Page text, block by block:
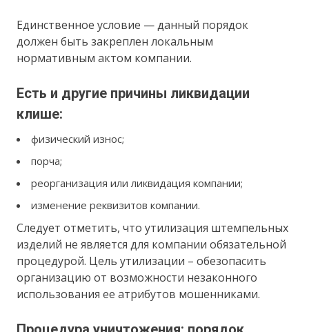
Единственное условие — данный порядок
должен быть закреплен локальным
нормативным актом компании.
Есть и другие причины ликвидации
клише:
физический износ;
порча;
реорганизация или ликвидация компании;
изменение реквизитов компании.
Следует отметить, что утилизация штемпельных
изделий не является для компании обязательной
процедурой. Цель утилизации – обезопасить
организацию от возможности незаконного
использования ее атрибутов мошенниками.